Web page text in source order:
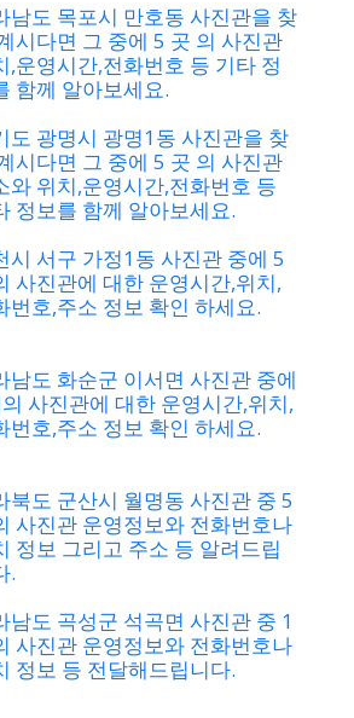
남도 목포시 만호동 사진관을 찾
시다면 그 중에 5 곳 의 사진관
,운영시간,전화번호 등 기타 정
함께 알아보세요.
도 광명시 광명1동 사진관을 찾
시다면 그 중에 5 곳 의 사진관
와 위치,운영시간,전화번호 등
정보를 함께 알아보세요.
시 서구 가정1동 사진관 중에 5
사진관에 대한 운영시간,위치,
번호,주소 정보 확인 하세요.
남도 화순군 이서면 사진관 중에
사진관에 대한 운영시간,위치,
번호,주소 정보 확인 하세요.
북도 군산시 월명동 사진관 중 5
사진관 운영정보와 전화번호나
정보 그리고 주소 등 알려드립
.
남도 곡성군 석곡면 사진관 중 1
사진관 운영정보와 전화번호나
정보 등 전달해드립니다.